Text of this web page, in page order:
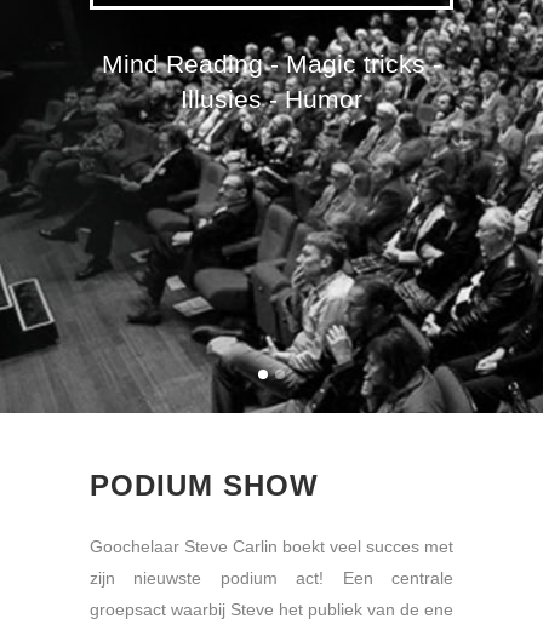
Mind Reading - Magic tricks -
Illusies - Humor
PODIUM SHOW
Goochelaar Steve Carlin boekt veel succes met
zijn nieuwste podium act! Een centrale
groepsact waarbij Steve het publiek van de ene